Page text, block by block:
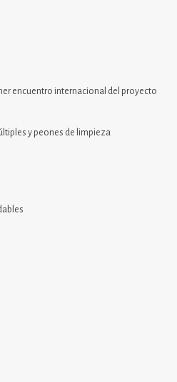
encuentro internacional del proyecto
y peones de limpieza